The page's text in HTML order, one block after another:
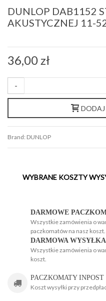
DUNLOP DAB1152
AKUSTYCZNEJ 11-
36,00 zł
-
Brand: DUNLOP
WYBRANE KOSZTY
DARMOWE
Wszystkie zamówienia o
paczkomatów na nasz koszt.
DARMOWA WYSYŁKA
Wszystkie zamówienia o
koszt.
PACZKOMATY INPOST
Koszt wysyłki przy